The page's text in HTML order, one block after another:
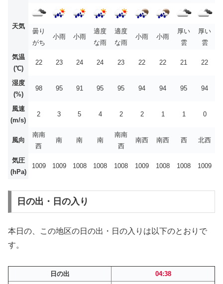
天気
曇り
がち
小雨 小雨
適度
な雨
適度
な雨
小雨 小雨
厚い
雲
厚い
雲
気温
(℃)
22 23 24 24 23 22 22 21 22
湿度
(%)
98 95 91 95 95 94 94 95 94
風速
(m/s)
2 3 5 4 2 2 1 1 0
風向
南南
西
南 南 南
南南
西
南西 南西 西 北西
気圧
(hPa)
1009 1009 1008 1008 1008 1009 1008 1008 1009
日の出・日の入り
本日の、この地区の日の出・日の入りは以下のとおりで
す。
日の出
04:38